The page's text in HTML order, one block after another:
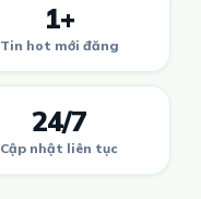
1+
Tin hot mới đăng
24/7
Cập nhật liên tục